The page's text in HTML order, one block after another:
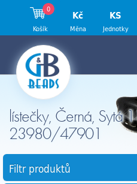
lístečky, Černá,
23980/47901
Filtr produktů
0
Košík
Kč
Měna
KS
Jednotky